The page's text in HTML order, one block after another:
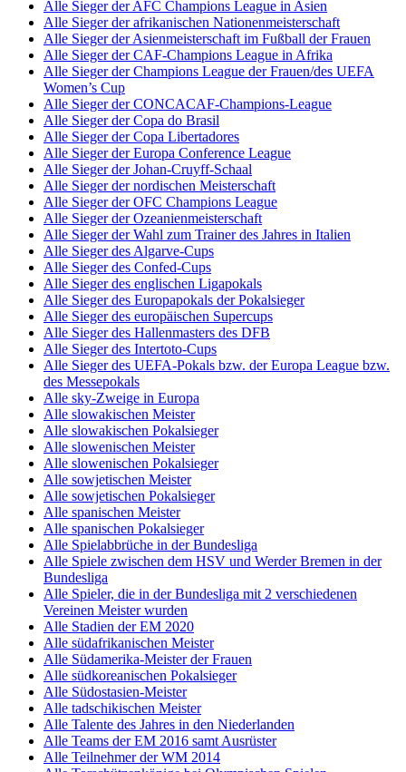
Alle Sieger der AFC Champions League in Asien
Alle Sieger der afrikanischen Nationenmeisterschaft
Alle Sieger der Asienmeisterschaft im Fußball der Frauen
Alle Sieger der CAF-Champions League in Afrika
Alle Sieger der Champions League der Frauen/des UEFA
Women’s Cup
Alle Sieger der CONCACAF-Champions-League
Alle Sieger der Copa do Brasil
Alle Sieger der Copa Libertadores
Alle Sieger der Europa Conference League
Alle Sieger der Johan-Cruyff-Schaal
Alle Sieger der nordischen Meisterschaft
Alle Sieger der OFC Champions League
Alle Sieger der Ozeanienmeisterschaft
Alle Sieger der Wahl zum Trainer des Jahres in Italien
Alle Sieger des Algarve-Cups
Alle Sieger des Confed-Cups
Alle Sieger des englischen Ligapokals
Alle Sieger des Europapokals der Pokalsieger
Alle Sieger des europäischen Supercups
Alle Sieger des Hallenmasters des DFB
Alle Sieger des Intertoto-Cups
Alle Sieger des UEFA-Pokals bzw. der Europa League bzw.
des Messepokals
Alle sky-Zweige in Europa
Alle slowakischen Meister
Alle slowakischen Pokalsieger
Alle slowenischen Meister
Alle slowenischen Pokalsieger
Alle sowjetischen Meister
Alle sowjetischen Pokalsieger
Alle spanischen Meister
Alle spanischen Pokalsieger
Alle Spielabbrüche in der Bundesliga
Alle Spiele zwischen dem HSV und Werder Bremen in der
Bundesliga
Alle Spieler, die in der Bundesliga mit 2 verschiedenen
Vereinen Meister wurden
Alle Stadien der EM 2020
Alle südafrikanischen Meister
Alle Südamerika-Meister der Frauen
Alle südkoreanischen Pokalsieger
Alle Südostasien-Meister
Alle tadschikischen Meister
Alle Talente des Jahres in den Niederlanden
Alle Teams der EM 2016 samt Ausrüster
Alle Teilnehmer der WM 2014